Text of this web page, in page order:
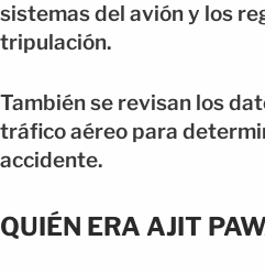
sistemas del avión y los
tripulación.
También se revisan los
tráfico aéreo para
accidente.
QUIÉN ERA AJIT